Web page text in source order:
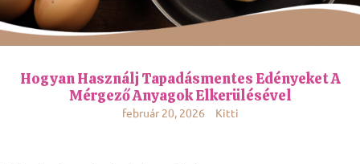
Hogyan Használj Tapadásmentes Edényeket A
Mérgező Anyagok Elkerülésével
február 20, 2026 Kitti